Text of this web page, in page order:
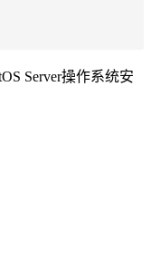
Server操作系统安